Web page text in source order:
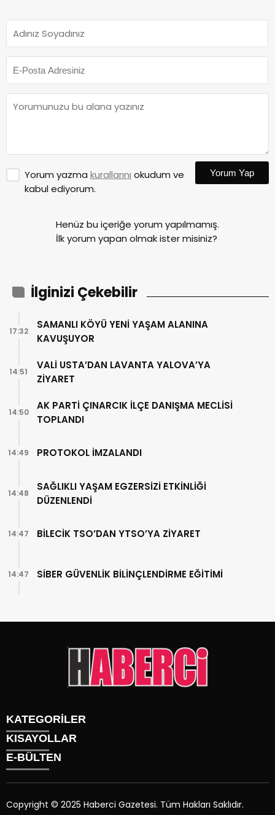
Yorum yazma kurallarını okudum ve
kabul ediyorum.
Yorum Yap
Henüz bu içeriğe yorum yapılmamış.
İlk yorum yapan olmak ister misiniz?
İlginizi Çekebilir
SAMANLI KÖYÜ YENİ YAŞAM ALANINA
KAVUŞUYOR
17:32
VALİ USTA’DAN LAVANTA YALOVA’YA
ZİYARET
14:51
AK PARTİ ÇINARCIK İLÇE DANIŞMA MECLİSİ
TOPLANDI
14:50
PROTOKOL İMZALANDI
14:49
SAĞLIKLI YAŞAM EGZERSİZİ ETKİNLİĞİ
DÜZENLENDİ
14:48
BİLECİK TSO’DAN YTSO’YA ZİYARET
14:47
SİBER GÜVENLİK BİLİNÇLENDİRME EĞİTİMİ
14:47
KATEGORİLER
Gündem
Siyaset
Sağlık
KISAYOLLAR
Künye
Üyelik
İletişim
E-BÜLTEN
Copyright © 2025 Haberci Gazetesi. Tüm Hakları Saklıdır.